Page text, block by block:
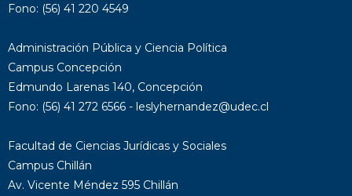
Fono: (56) 41 220 4549
Administración Pública y Ciencia Política
Campus Concepción
Edmundo Larenas 140, Concepción
Fono: (56) 41 272 6566 - leslyhernandez@udec.cl
Facultad de Ciencias Jurídicas y Sociales
Campus Chillán
Av. Vicente Méndez 595 Chillán